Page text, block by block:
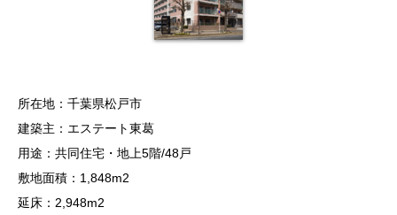
所在地：千葉県松戸市
建築主：エステート東葛
用途：共同住宅・地上5階/48戸
敷地面積：1,848m2
延床：2,948m2